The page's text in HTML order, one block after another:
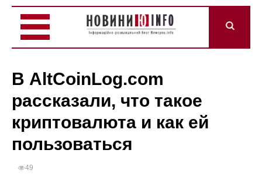
В AltCoinLog.com
рассказали, что такое
криптовалюта и как ей
пользоваться
49